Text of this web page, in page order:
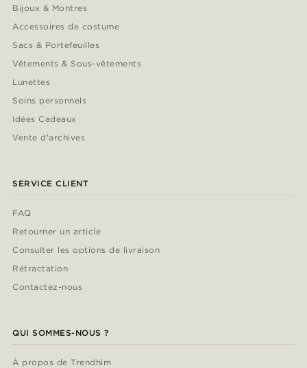
Bijoux & Montres
Accessoires de costume
Sacs & Portefeuilles
Vêtements & Sous-vêtements
Lunettes
Soins personnels
Idées Cadeaux
Vente d'archives
SERVICE CLIENT
FAQ
Retourner un article
Consulter les options de livraison
Rétractation
Contactez-nous
QUI SOMMES-NOUS ?
À propos de Trendhim